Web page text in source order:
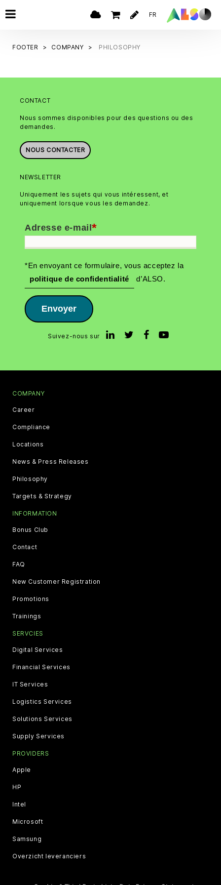
FR
FOOTER COMPANY PHILOSOPHY
CONTACT
Nous sommes disponibles pour des questions ou des
demandes.
NOUS CONTACTER
NEWSLETTER
Uniquement les sujets qui vous intéressent, et
uniquement lorsque vous les demandez.
*
Adresse e-mail
*En envoyant ce formulaire, vous acceptez la
politique de confidentialité
d’ALSO.
Envoyer
Suivez-nous sur
COMPANY
Career
Compliance
Locations
News & Press Releases
Philosophy
Targets & Strategy
INFORMATION
Bonus Club
Contact
FAQ
New Customer Registration
Promotions
Trainings
SERVCIES
Digital Services
Financial Services
IT Services
Logistics Services
Solutions Services
Supply Services
PROVIDERS
Apple
HP
Intel
Microsoft
Samsung
Overzicht leveranciers